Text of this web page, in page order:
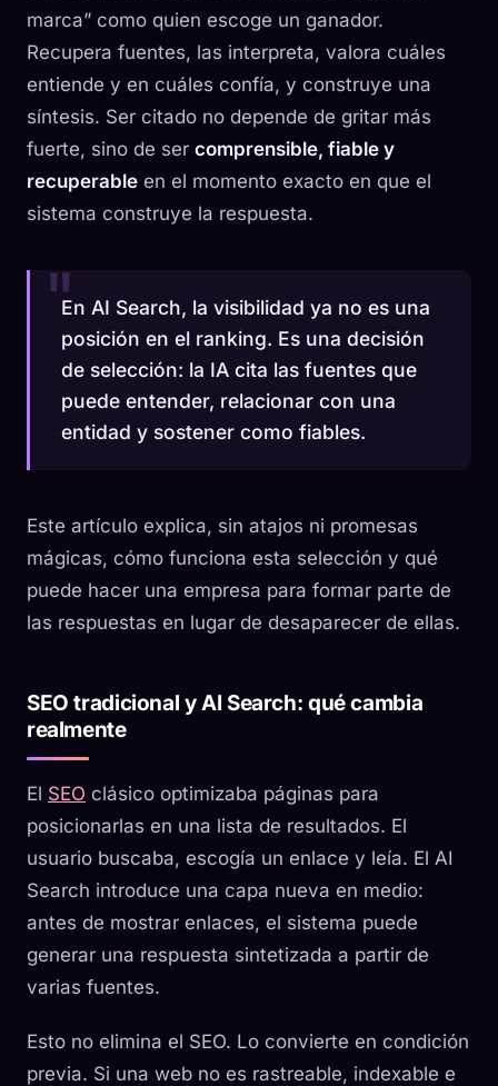
marca” como quien escoge un ganador.
Recupera fuentes, las interpreta, valora cuáles
entiende y en cuáles confía, y construye una
síntesis. Ser citado no depende de gritar más
fuerte, sino de ser comprensible, fiable y
recuperable en el momento exacto en que el
sistema construye la respuesta.
En AI Search, la visibilidad ya no es una
posición en el ranking. Es una decisión
de selección: la IA cita las fuentes que
puede entender, relacionar con una
entidad y sostener como fiables.
Este artículo explica, sin atajos ni promesas
mágicas, cómo funciona esta selección y qué
puede hacer una empresa para formar parte de
las respuestas en lugar de desaparecer de ellas.
SEO tradicional y AI Search: qué cambia
realmente
El SEO clásico optimizaba páginas para
posicionarlas en una lista de resultados. El
usuario buscaba, escogía un enlace y leía. El AI
Search introduce una capa nueva en medio:
antes de mostrar enlaces, el sistema puede
generar una respuesta sintetizada a partir de
varias fuentes.
Esto no elimina el SEO. Lo convierte en condición
previa. Si una web no es rastreable, indexable e